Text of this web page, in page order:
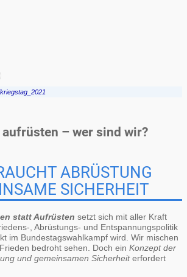
– wer sind wir?
ABRÜSTUNG
SICHERHEIT
statt Aufrüsten setzt sich mit aller Kraft
, Abrüstungs- und Entspannungspolitik
im Bundestagswahlkampf wird. Wir mischen
bedroht sehen. Doch ein Konzept der
und gemeinsamen Sicherheiterfordert